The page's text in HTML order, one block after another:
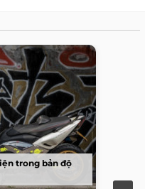
trong bản độ